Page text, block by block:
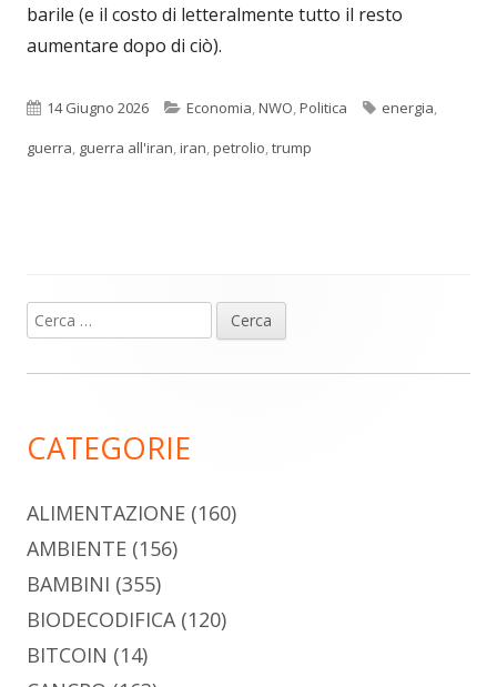
barile (e il costo di letteralmente tutto il resto
aumentare dopo di ciò).
Pubblicato
14 Giugno 2026 Categorie
Economia,NWO,Politica Tag
energia,
guerra, guerra all'iran,iran,petrolio,trump
Barra
laterale
Ricerca
per:
CATEGORIE
ALIMENTAZIONE (160)
AMBIENTE (156)
BAMBINI (355)
BIODECODIFICA(120)
BITCOIN (14)